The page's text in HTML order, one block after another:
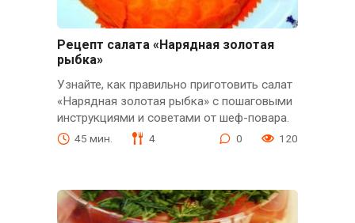
Рецепт салата «Нарядная золотая
рыбка»
Узнайте, как правильно приготовить салат
«Нарядная золотая рыбка» с пошаговыми
инструкциями и советами от шеф-повара.
45 мин. 4 0 120